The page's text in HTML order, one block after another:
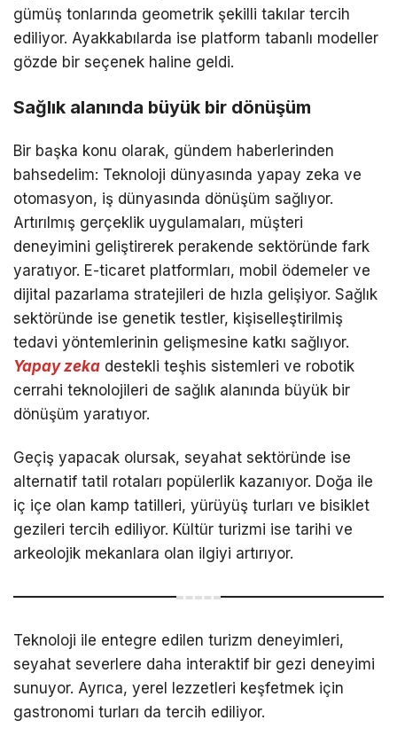
gümüş tonlarında geometrik şekilli takılar tercih
ediliyor. Ayakkabılarda ise platform tabanlı modeller
gözde bir seçenek haline geldi.
Sağlık alanında büyük bir dönüşüm
Bir başka konu olarak, gündem haberlerinden
bahsedelim: Teknoloji dünyasında yapay zeka ve
otomasyon, iş dünyasında dönüşüm sağlıyor.
Artırılmış gerçeklik uygulamaları, müşteri
deneyimini geliştirerek perakende sektöründe fark
yaratıyor. E-ticaret platformları, mobil ödemeler ve
dijital pazarlama stratejileri de hızla gelişiyor. Sağlık
sektöründe ise genetik testler, kişiselleştirilmiş
tedavi yöntemlerinin gelişmesine katkı sağlıyor.
Yapay zeka destekli teşhis sistemleri ve robotik
cerrahi teknolojileri de sağlık alanında büyük bir
dönüşüm yaratıyor.
Geçiş yapacak olursak, seyahat sektöründe ise
alternatif tatil rotaları popülerlik kazanıyor. Doğa ile
iç içe olan kamp tatilleri, yürüyüş turları ve bisiklet
gezileri tercih ediliyor. Kültür turizmi ise tarihi ve
arkeolojik mekanlara olan ilgiyi artırıyor.
Teknoloji ile entegre edilen turizm deneyimleri,
seyahat severlere daha interaktif bir gezi deneyimi
sunuyor. Ayrıca, yerel lezzetleri keşfetmek için
gastronomi turları da tercih ediliyor.